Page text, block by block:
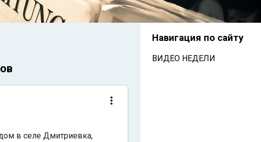
в селе Дмитриевка,
Навигация по сайту
ВИДЕО НЕДЕЛИ